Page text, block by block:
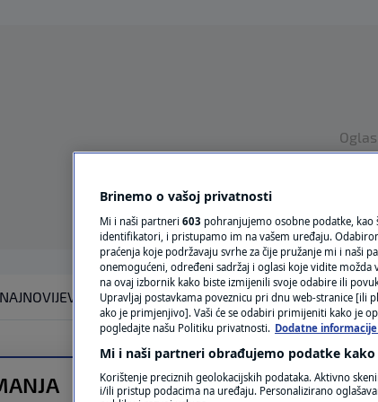
Oglas
NAJNOVIJEVIJESTISVIJET
VRIJEME
N1 TEME
REGIJA
Brinemo o vašoj privatnosti
Mi i naši partneri 603 pohranjujemo osobne podatke,
identifikatori, i pristupamo im na vašem uređaju.
praćenja koje podržavaju svrhe za čije pružanje mi i naši
onemogućeni, određeni sadržaj i oglasi koje vidite možda
na ovaj izbornik kako biste izmijenili svoje odabire ili
Upravljaj postavkama poveznicu pri dnu web-stranice [ili
ako je primjenjivo]. Vaši će se odabiri primijeniti kako je
pogledajte našu Politiku privatnosti. Dodatne
Mi i naši partneri obrađujemo podatke
Korištenje preciznih geolokacijskih podataka. Aktivno
i/ili pristup podacima na uređaju. Personalizirano